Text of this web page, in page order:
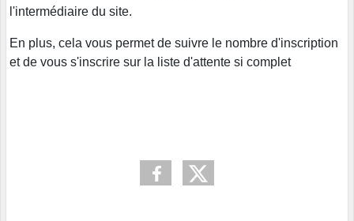
l'intermédiaire du site.
En plus, cela vous permet de suivre le nombre d'inscription
et de vous s'inscrire sur la liste d'attente si complet